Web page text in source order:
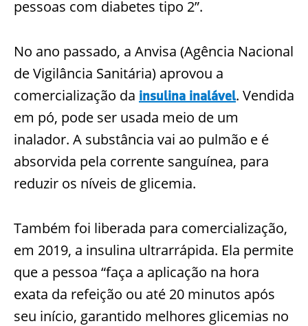
pessoas com diabetes tipo 2”.
No ano passado, a Anvisa (Agência Nacional
de Vigilância Sanitária) aprovou a
comercialização da insulina inalável. Vendida
em pó, pode ser usada meio de um
inalador. A substância vai ao pulmão e é
absorvida pela corrente sanguínea, para
reduzir os níveis de glicemia.
Também foi liberada para comercialização,
em 2019, a insulina ultrarrápida. Ela permite
que a pessoa “faça a aplicação na hora
exata da refeição ou até 20 minutos após
seu início, garantido melhores glicemias no